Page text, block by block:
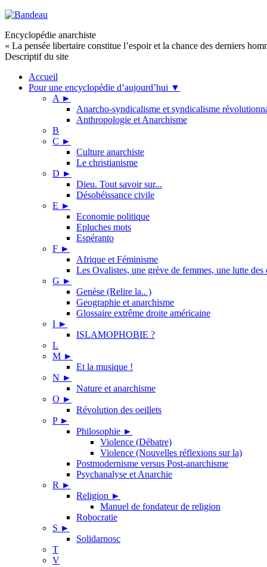
Encyclopédie anarchiste
« La pensée libertaire constitue l’espoir et la chance des derniers
Descriptif du site
Accueil
Pour une encyclopédie d’aujourd’hui ▼
A ►
Anarcho-syndicalisme et syndicalisme
Anthropologie et Anarchisme
B
C ►
Culture anarchiste
Le christianisme
D ►
Dieu. Tout savoir sur...
Désobéissance civile
E ►
Economie politique
Epluches mots
Espéranto
F ►
Afrique et Féminisme
Les Ovalistes, une grève de femmes, une lutte des
G ►
Genèse (Relire la.. )
Geographie et anarchisme
Glossaire extrême droite américaine
I ►
ISLAMOPHOBIE ?
L
M ►
Et la musique !
N ►
Nature et anarchisme
O ►
Révolution des oeillets
P ►
Philosophie ►
Violence (Débatre)
Violence (Nouvelles réflexions sur la)
Postmodernisme versus Post-anarchisme
Psychanalyse et Anarchie
R ►
Religion ►
Manuel de fondateur de religion
Robocratie
S ►
Solidarnosc
T
V